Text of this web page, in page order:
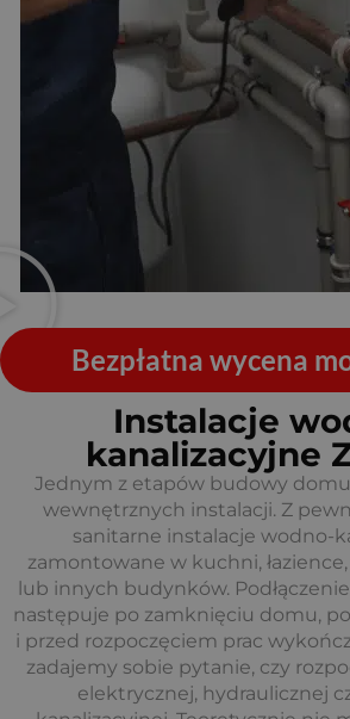
Bezpłatna wycena
Instalacje
kanalizacyjne
Jednym z etapów budowy
wewnętrznych instalacji. Z
sanitarne instalacje wodno-
zamontowane w kuchni,
lub innych budynków.
następuje po zamknięciu domu,
i przed rozpoczęciem prac
zadajemy sobie pytanie, czy
elektrycznej, hydraulicznej